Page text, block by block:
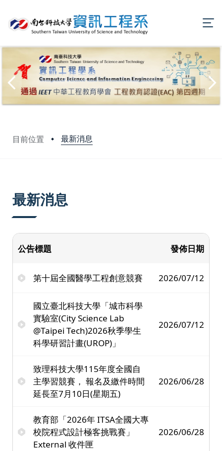
目前位置 最新消息
最新消息
公告標題 發佈日期
第十屆全國醫學工程創意競賽 2026/07/12
國立臺北科技大學「城市科學
實驗室(City Science Lab
@Taipei Tech)2026秋季學生
科學研習計畫(UROP)」
2026/07/12
致理科技大學115年度全國自
主學習競賽， 報名及繳件時間
延長至7月10日(星期五)
2026/06/28
教育部「2026年 ITSA全國大專
校院程式設計極客挑戰賽」
External 收件匣
2026/06/28